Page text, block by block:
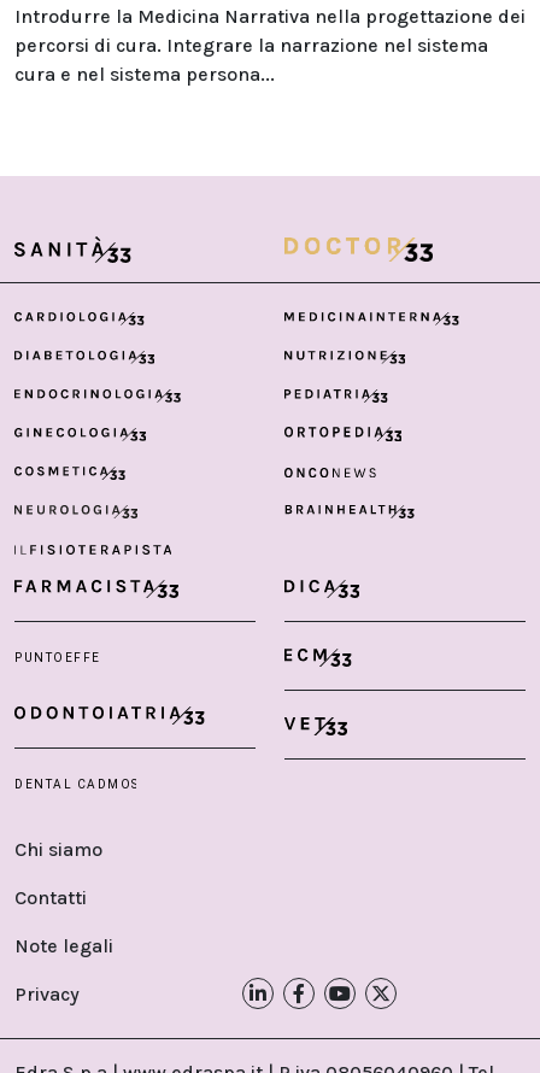
Introdurre la Medicina Narrativa nella progettazione dei
percorsi di cura. Integrare la narrazione nel sistema
cura e nel sistema persona...
Chi siamo
Contatti
Note legali
Privacy